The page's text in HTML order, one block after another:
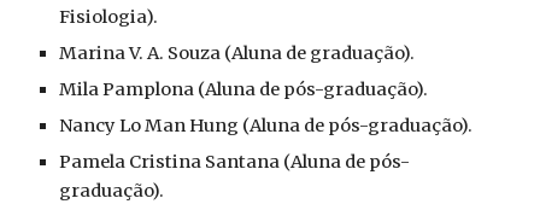
Fisiologia).
Marina V. A. Souza (Aluna de graduação).
Mila Pamplona (Aluna de pós-graduação).
Nancy Lo Man Hung (Aluna de pós-graduação).
Pamela Cristina Santana (Aluna de pós-
graduação).